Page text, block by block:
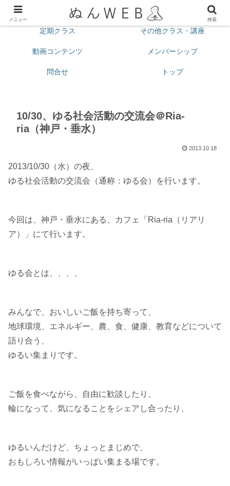
プロフィール 今月の予定
定期クラス その他クラス・講座
動画コンテンツ メンバーシップ
問合せ トップ
10/30、ゆる社会活動の交流会＠Ria-
ria（神戸・垂水）
2013.10.18
2013/10/30（水）の夜、
ゆる社会活動の交流会（通称：ゆる会）を行います。
今回は、神戸・垂水にある、カフェ「Ria-ria（リアリ
ア）」にて行います。
ゆる会とは、、、、
みんなで、おいしいご飯を持ち寄って、
地球環境、エネルギー、農、食、健康、教育などについて
語り合う、
ゆるい集まりです。
ご飯を食べながら、自由に歓談したり、
輪になって、気になることをシェアし合ったり、
ゆるいんだけど、ちょっとまじめで、
おもしろい情報がいっぱい集まる場です。
メニュー 検索